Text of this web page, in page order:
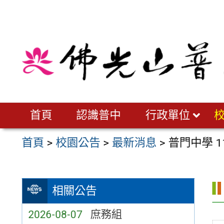
首頁 認識普中 行政單位
首頁 >校園公告 > 最新消息 > 普門中學
相關公告
2026-08-07 庶務組